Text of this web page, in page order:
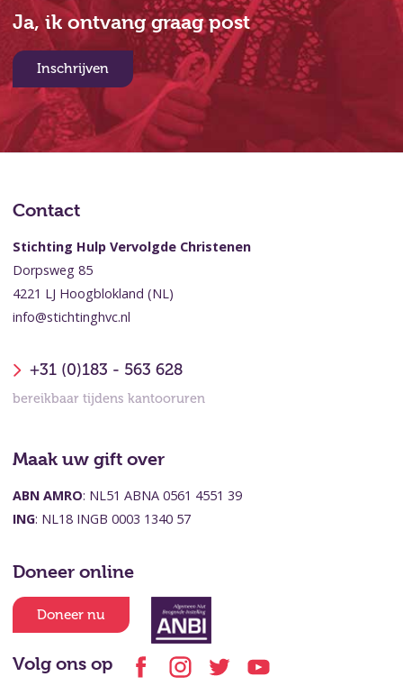
Ja, ik ontvang graag post
Inschrijven
Contact
Stichting Hulp Vervolgde Christenen
Dorpsweg 85
4221 LJ Hoogblokland (NL)
info@stichtinghvc.nl
+31 (0)183 - 563 628
bereikbaar tijdens kantooruren
Maak uw gift over
ABN AMRO: NL51 ABNA 0561 4551 39
ING: NL18 INGB 0003 1340 57
Doneer online
Doneer nu
Volg ons op